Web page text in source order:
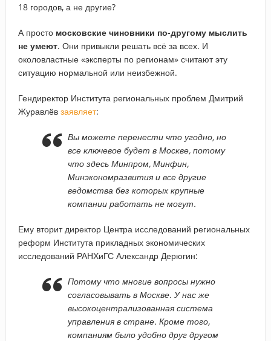
18 городов, а не другие?
А просто московские чиновники по-другому мыслить
не умеют. Они привыкли решать всё за всех. И
околовластные «эксперты по регионам» считают эту
ситуацию нормальной или неизбежной.
Гендиректор Института региональных проблем Дмитрий
Журавлёв заявляет:
Вы можете перенести что угодно, но
все ключевое будет в Москве, потому
что здесь Минпром, Минфин,
Минэкономразвития и все другие
ведомства без которых крупные
компании работать не могут.
Ему вторит директор Центра исследований региональных
реформ Института прикладных экономических
исследований РАНХиГС Александр Дерюгин:
Потому что многие вопросы нужно
согласовывать в Москве. У нас же
высокоцентрализованная система
управления в стране. Кроме того,
компаниям было удобно друг другом